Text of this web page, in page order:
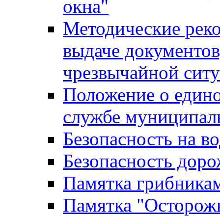
окна"
Методические
выдаче
чрезвычайной
Положение о
службе
Безопасность на
Безопасность
Памятка
Памятка